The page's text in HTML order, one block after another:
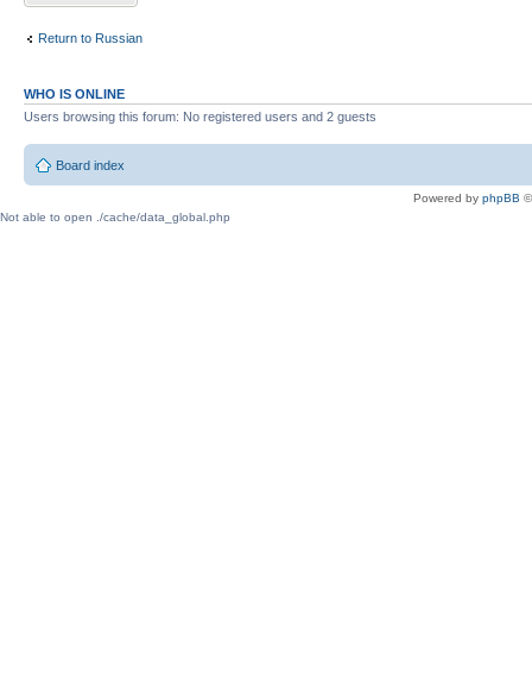
Return to Russian
WHO IS ONLINE
Users browsing this forum: No registered users and 2 guests
Board index
Powered by phpBB
Not able to open ./cache/data_global.php